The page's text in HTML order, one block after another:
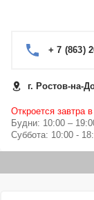
+ 7 (863)
г. Ростов-на-
Откроется завтра
Будни: 10:00 –
Суббота: 10:00 -